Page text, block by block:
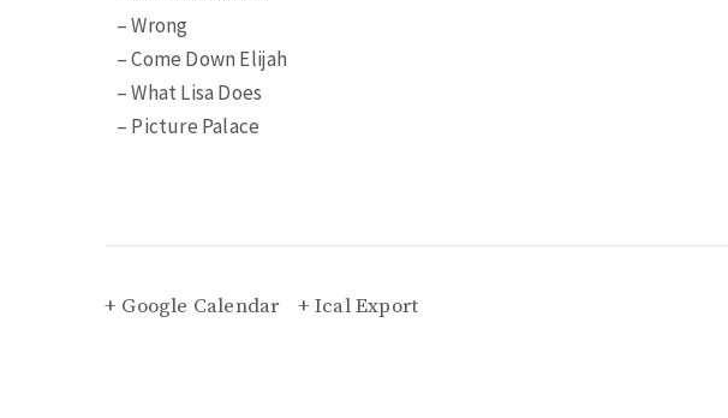
– Wrong
– Come Down Elijah
– What Lisa Does
– Picture Palace
+ Google Calendar + Ical Export